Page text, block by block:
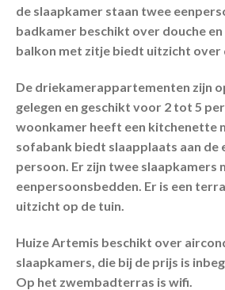
de slaapkamer staan twee
badkamer beschikt over douche
balkon met zitje biedt uitzicht over
De driekamerappartementen zijn
gelegen en geschikt voor 2 tot 5
woonkamer heeft een kitchenette
sofabank biedt slaapplaats aan de
persoon. Er zijn twee slaapkamers
eenpersoonsbedden. Er is een
uitzicht op de tuin.
Huize Artemis beschikt over
slaapkamers, die bij de prijs is
Op het zwembadterras is wifi.